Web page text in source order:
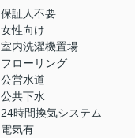
保証人不要
女性向け
室内洗濯機置場
フローリング
公営水道
公共下水
24時間換気システム
電気有